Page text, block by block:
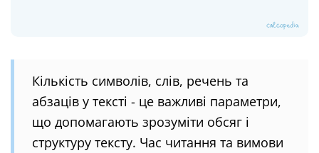
Кількість символів, слів, речень та
абзаців у тексті - це важливі параметри,
що допомагають зрозуміти обсяг і
структуру тексту. Час читання та вимови